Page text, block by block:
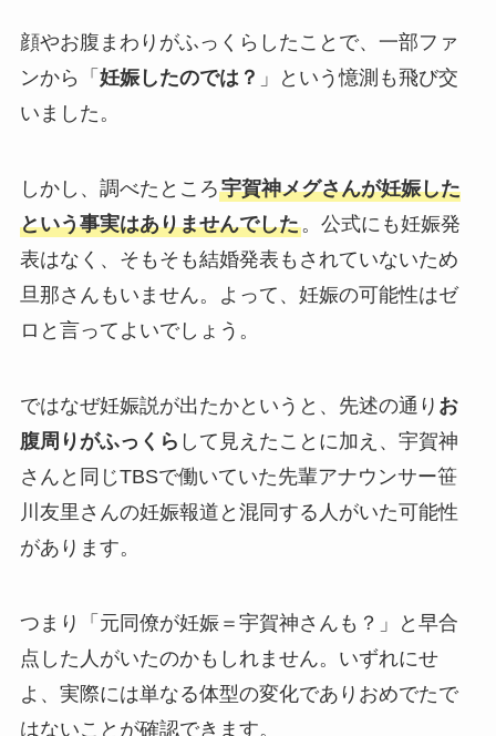
顔やお腹まわりがふっくらしたことで、一部ファ
ンから「 妊娠したのでは？ 」という憶測も飛び交
いました​。
しかし、調べたところ宇賀神メグさんが妊娠した
という事実はありませんでした。公式にも妊娠発
表はなく、そもそも結婚発表もされていないため
旦那さんもいません​。よって、妊娠の可能性はゼ
ロと言ってよいでしょう。
ではなぜ妊娠説が出たかというと、先述の通り お
腹周りがふっくら して見えたことに加え、宇賀神
さんと同じTBSで働いていた先輩アナウンサー笹
川友里さんの妊娠報道と混同する人がいた可能性
があります。​
つまり「元同僚が妊娠＝宇賀神さんも？」と早合
点した人がいたのかもしれません。いずれにせ
よ、実際には単なる体型の変化でありおめでたで
はないことが確認できます。